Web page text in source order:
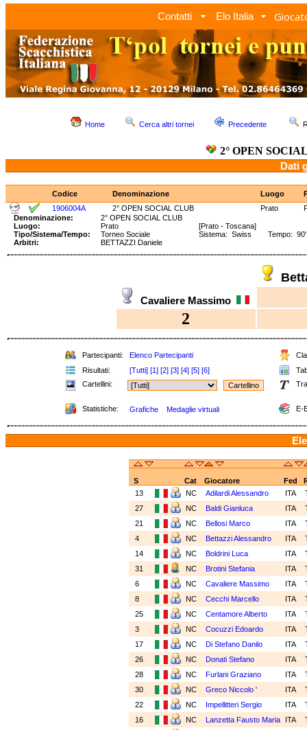
Contatti Elo Italia
Home Cerca altri tornei Precedente
2° OPEN
Dati
Codice Denominazione Luogo
1906004A
2° OPEN SOCIAL CLUB Prato
Denominazione:
2° OPEN SOCIAL CLUB
Luogo:
Prato
[Prato - Toscana]
Tipo/Sistema/Tempo:
Torneo Sociale
Sistema: Swiss Tempo: 90'
Arbitri:
BETTAZZI Daniele
Cavaliere Massimo
2
Partecipanti: Elenco Partecipanti
Risultati:
[Tutti] [1] [2] [3] [4] [5] [6]
Cartellini:
Statistiche: Grafiche Medaglie virtuali E-
S Cat Giocatore Fed
13
NC Adilardi Alessandro ITA
27
NC Baldi Gianluca ITA
21
NC Bellosi Marco ITA
4
NC Bettazzi Alessandro ITA
14
NC Boldrini Luca ITA
31
NC Brotini Stefania ITA
6
NC Cavaliere Massimo ITA
8
NC Cecchi Marcello ITA
25
NC Centamore Alberto ITA
3
NC Cocuzzi Edoardo ITA
17
NC Di Stefano Danilo ITA
26
NC Donati Stefano ITA
28
NC Furlani Graziano ITA
30
NC Greco Niccolo ' ITA
22
NC Impellitteri Sergio ITA
16
NC Lanzetta Fausto Maria ITA